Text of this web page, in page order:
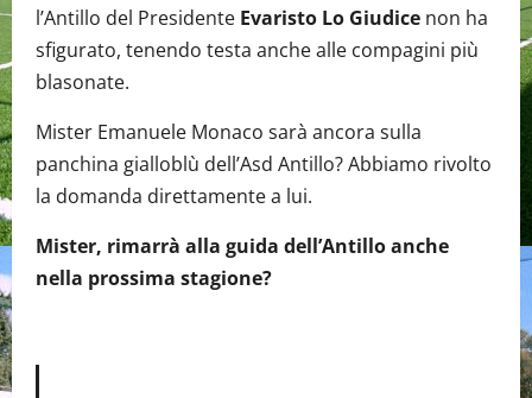
l’Antillo del Presidente Evaristo Lo Giudice non ha
sfigurato, tenendo testa anche alle compagini più
blasonate.
Mister Emanuele Monaco sarà ancora sulla
panchina gialloblù dell’Asd Antillo? Abbiamo rivolto
la domanda direttamente a lui.
Mister, rimarrà alla guida dell’Antillo anche
nella prossima stagione?